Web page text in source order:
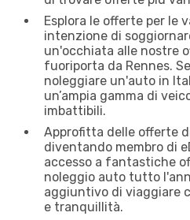
Esplora le offerte per le
intenzione di
un'occhiata alle nostre
fuoriporta da Rennes.
noleggiare un'auto in
un’ampia gamma di
imbattibili.
Approfitta delle offerte
diventando membro di
accesso a fantastiche
noleggio auto tutto
aggiuntivo di viaggiare
e tranquillità.